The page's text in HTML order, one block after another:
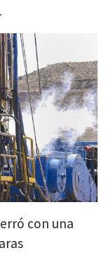
con una